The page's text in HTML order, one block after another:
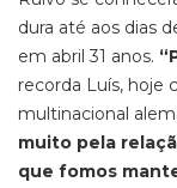
dura até aos dias
em abril 31 anos.
recorda Luís, hoje
multinacional
muito pela
que fomos